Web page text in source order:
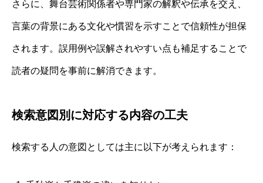
さらに、舞台芸術関係者や専門家の解釈や伝承を交え、
言葉の背景にある文化や慣習を示すことで信頼性が担保
されます。誤用例や誤解されやすい点も補足することで
読者の疑問を事前に解消できます。
検索意図別に対応する内容の工夫
検索する人の意図としては主に以下が考えられます：